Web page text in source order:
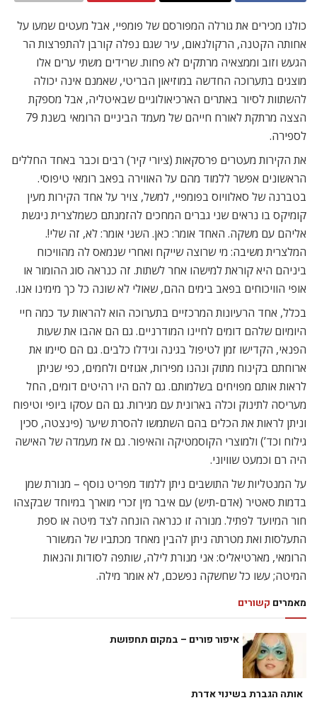
כולנו מכירים את גורלה המפורסם של פומפיי, אבל מעטים שמעו על
אחותה הקטנה, הרקולנאום, עיר שגם נפלה קורבן להתפרצות הר
הגעש וזוב וממצאיה מרתקים לא פחות. שרידים משתי ערים אלו
מוצגים בתערוכה החדשה במוזיאון הבריטי, שאמנם אינה יכולה
להשתוות לסיור באתרים הארכיאולוגיים שבאיטליה, אבל מספקת
הצצה מרתקת לאורח חייהם של מעמד הביניים הרומאי בשנת 79
לספירה.
את הקירות מעטרים פרסקאות (ציורי קיר) רבים וכבר באחד החללים
הראשונים אפשר ללמוד מהם על האווירה בפאב רומאי טיפוסי.
בטברנה של סאלוויוס בפומפיי, למשל, צויר על אחד הקירות מעין
קומיקס בו נראים שני גברים המחכים להזמנתם כשמלצרית ניגשת
אליהם עם משקה. האחד אומר: כאן. השני אומר: לא, זה שלי!.
המלצרית משיבה: מי שרוצה שייקח ואחרי שנמאס לה מהוויכוח
ביניהם היא קוראת למישהו אחר לשתות. זה כנראה סוג ההומור או
אופי הוויכוחים בפאב בימים ההם, שאולי לא שונה כל כך מימינו אנו.
בכלל, אחד הרעיונות המרכזיים בתערוכה הוא להראות עד כמה חיי
היומיום שלהם דומים לחיינו המודרניים. גם הם אהבו את שעות
הפנאי, הקדישו זמן לטיפול בגינה וגידלו כלבים. גם הם סיימו את
ארוחתם בקינוח מתוק ונהנו מפירות, אגוזים ולחמים, כפי שניתן
לראות אותם מפויחים בשלמותם. גם להם היו רהיטים דומים, החל
מעריסה לתינוק וכלה בארונית עם מגירות. גם הם עסקו ביופי וטיפוח
וניתן לראות את הכלים בהם השתמשו להסרת שיער (פינצטה, סכין
גילוח וכד’) ולמוצרי הקוסמטיקה והאיפור. גם אז מעמדה של האישה
היה רם וכמעט שוויוני.
על המנטליות של התושבים ניתן ללמוד מפריט נוסף – מנורת שמן
בדמות סאטיר (אדם-תיש) עם איבר מין זכרי מוארך במיוחד שבקצהו
חור המיועד לפתיל. מנורה זו כנראה הונחה לצד מיטה או ספת
התעלסות ואת מטרתה ניתן להבין מאחד מכתביו של המשורר
הרומאי, מארטיאליס: אני מנורת לילה, שותפה לסודות והנאות
המיטה; עשו כל שחשקה נפשכם, לא אומר מילה.
מאמרים קשורים
איפור פורים – במקום תחפושת
אותה הגברת בשינוי אדרת